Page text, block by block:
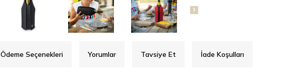
Ödeme Seçenekleri Yorumlar Tavsiye Et İade Koşulları